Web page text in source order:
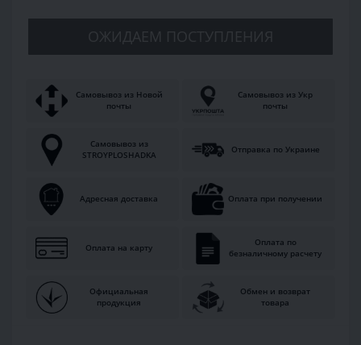
ОЖИДАЕМ ПОСТУПЛЕНИЯ
Самовывоз из Новой
почты
Самовывоз из Укр
почты
Самовывоз из
STROYPLOSHADKA
Отправка по Украине
Адресная доставка Оплата при получении
Оплата на карту
Оплата по
безналичному расчету
Официальная
продукция
Обмен и возврат
товара